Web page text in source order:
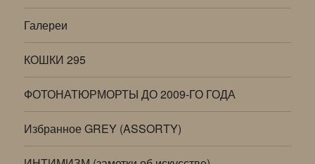
Галереи
КОШКИ 295
ФОТОНАТЮРМОРТЫ ДО 2009-ГО ГОДА
Избранное GREY (ASSORTY)